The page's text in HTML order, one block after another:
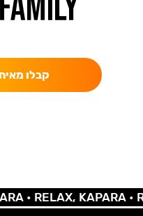
קבלו
•RELAX, KAPARA •